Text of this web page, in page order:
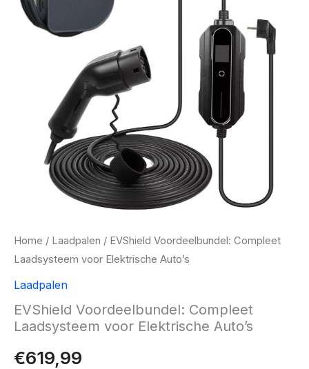
Home / Laadpalen / EVShield Voordeelbundel: Compleet
Laadsysteem voor Elektrische Auto’s
Laadpalen
EVShield Voordeelbundel: Compleet
Laadsysteem voor Elektrische Auto’s
€619,99